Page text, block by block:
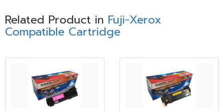
Related Product in Fuji-Xerox
Compatible Cartridge